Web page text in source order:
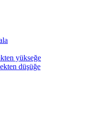
yükseğe
düşüğe